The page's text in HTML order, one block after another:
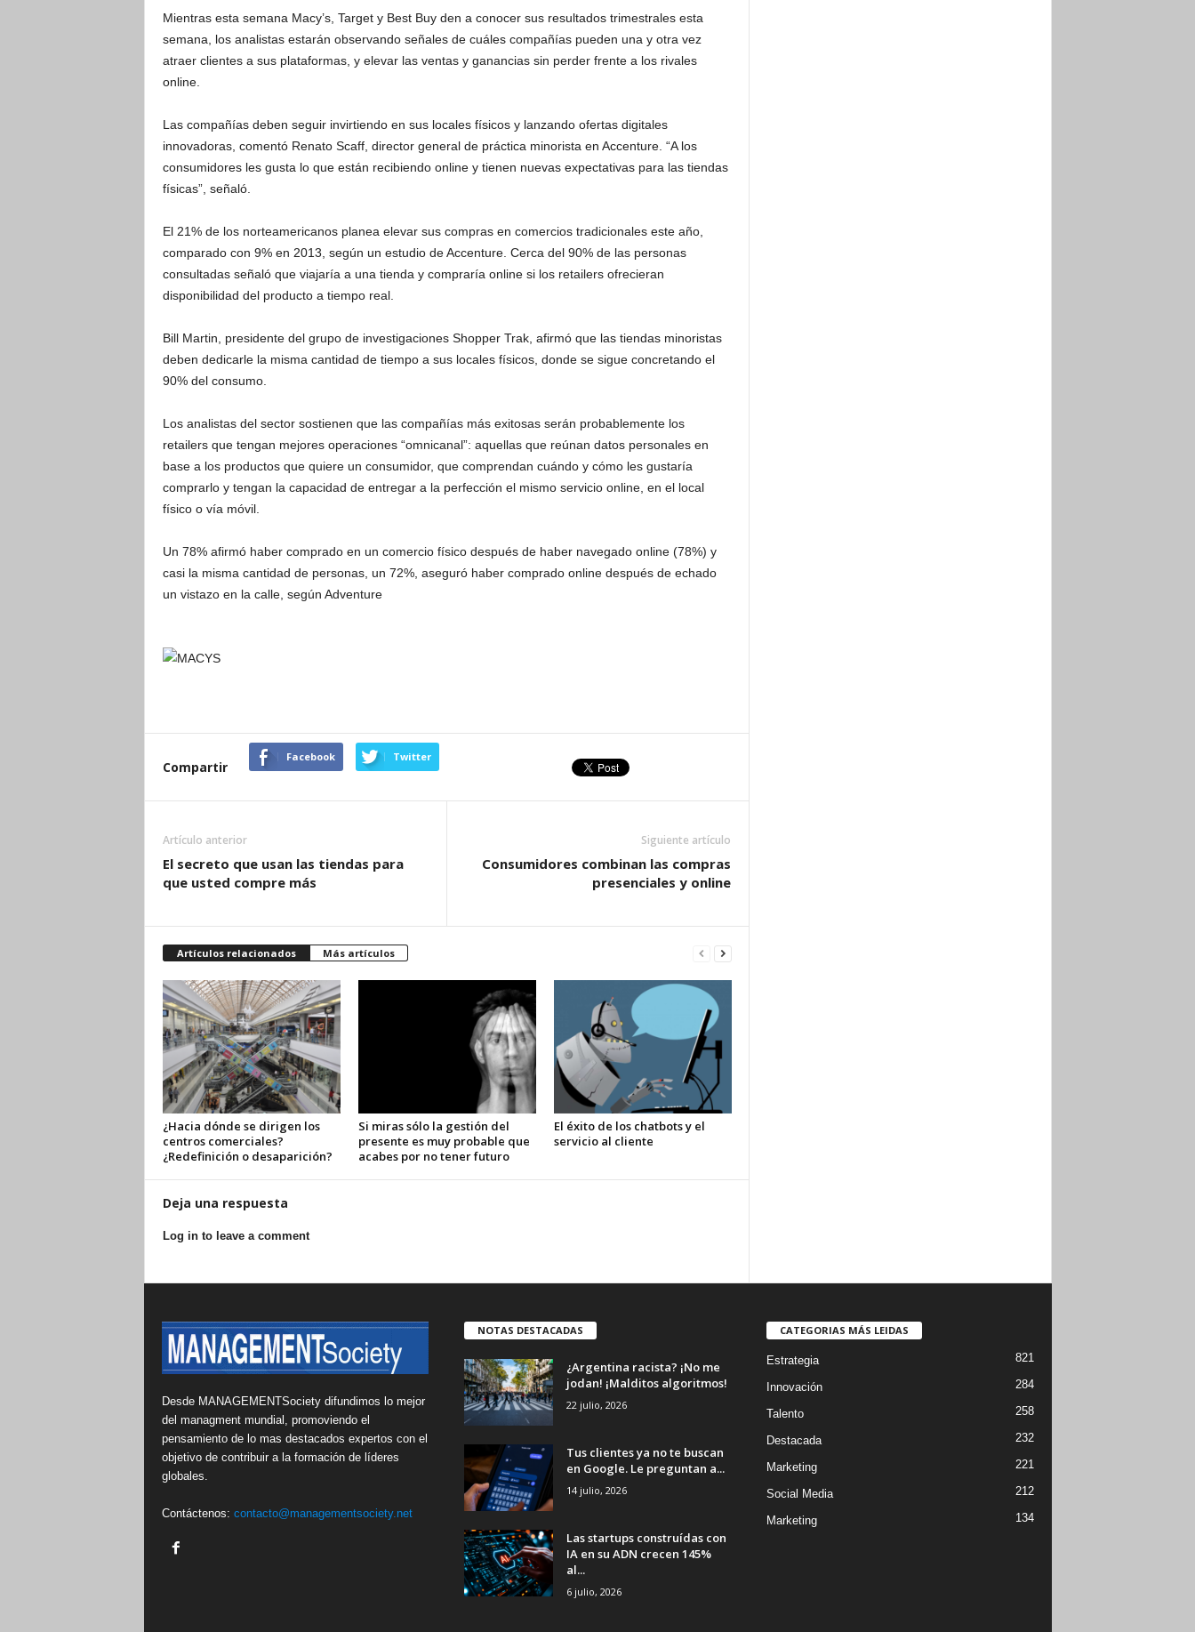
Mientras esta semana Macy’s, Target y Best Buy den a conocer sus resultados trimestrales esta
semana, los analistas estarán observando señales de cuáles compañías pueden una y otra vez
atraer clientes a sus plataformas, y elevar las ventas y ganancias sin perder frente a los rivales
online.
Las compañías deben seguir invirtiendo en sus locales físicos y lanzando ofertas digitales
innovadoras, comentó Renato Scaff, director general de práctica minorista en Accenture. “A los
consumidores les gusta lo que están recibiendo online y tienen nuevas expectativas para las tiendas
físicas”, señaló.
El 21% de los norteamericanos planea elevar sus compras en comercios tradicionales este año,
comparado con 9% en 2013, según un estudio de Accenture. Cerca del 90% de las personas
consultadas señaló que viajaría a una tienda y compraría online si los retailers ofrecieran
disponibilidad del producto a tiempo real.
Bill Martin, presidente del grupo de investigaciones Shopper Trak, afirmó que las tiendas minoristas
deben dedicarle la misma cantidad de tiempo a sus locales físicos, donde se sigue concretando el
90% del consumo.
Los analistas del sector sostienen que las compañías más exitosas serán probablemente los
retailers que tengan mejores operaciones “omnicanal”: aquellas que reúnan datos personales en
base a los productos que quiere un consumidor, que comprendan cuándo y cómo les gustaría
comprarlo y tengan la capacidad de entregar a la perfección el mismo servicio online, en el local
físico o vía móvil.
Un 78% afirmó haber comprado en un comercio físico después de haber navegado online (78%) y
casi la misma cantidad de personas, un 72%, aseguró haber comprado online después de echado
un vistazo en la calle, según Adventure
Compartir
Facebook Twitter
Artículo anterior
El secreto que usan las tiendas para
que usted compre más
Siguiente artículo
Consumidores combinan las compras
presenciales y online
Artículos relacionados Más artículos
¿Hacia dónde se dirigen los
centros comerciales?
¿Redefinición o desaparición?
Si miras sólo la gestión del
presente es muy probable que
acabes por no tener futuro
El éxito de los chatbots y el
servicio al cliente
Deja una respuesta
Log in to leave a comment
Desde MANAGEMENTSociety difundimos lo mejor
del managment mundial, promoviendo el
pensamiento de lo mas destacados expertos con el
objetivo de contribuir a la formación de líderes
globales.
Contáctenos: contacto@managementsociety.net
NOTAS DESTACADAS
¿Argentina racista? ¡No me
jodan! ¡Malditos algoritmos!
22 julio, 2026
Tus clientes ya no te buscan
en Google. Le preguntan a...
14 julio, 2026
Las startups construídas con
IA en su ADN crecen 145%
al...
6 julio, 2026
CATEGORIAS MÁS LEIDAS
Estrategia 821
Innovación 284
Talento 258
Destacada 232
Marketing 221
Social Media 212
Marketing 134